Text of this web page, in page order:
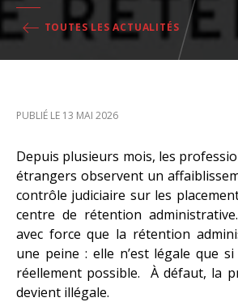
TOUTES LES ACTUALITÉS
PUBLIÉ LE 13 MAI 2026
Depuis plusieurs mois, les
étrangers observent un
contrôle judiciaire sur les
centre de rétention
avec force que la rétention
une peine : elle n’est légale que
réellement possible. À défaut, la
devient illégale.